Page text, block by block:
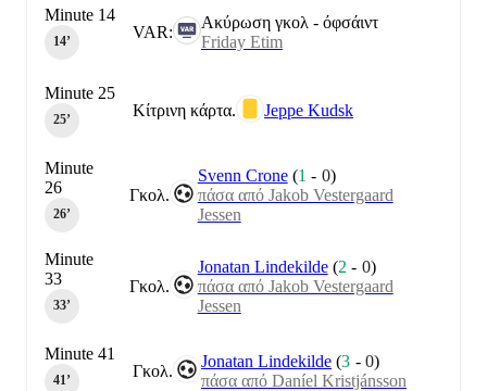
VAR:
Ακύρωση γκολ - όφσάιντ
Friday Etim
Minute 14
14‎’‎
Κίτρινη κάρτα. Jeppe Kudsk
Minute 25
25‎’‎
Γκολ.
Svenn Crone (1 - 0)
πάσα από Jakob Vestergaard
Jessen
Minute
26
26‎’‎
Γκολ.
Jonatan Lindekilde (2 - 0)
πάσα από Jakob Vestergaard
Jessen
Minute
33
33‎’‎
Γκολ.
Jonatan Lindekilde (3 -0)
πάσα από Daníel Kristjánsson
Minute 41
41‎’‎